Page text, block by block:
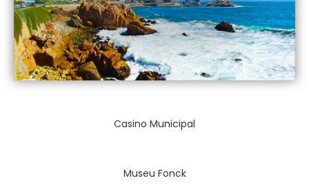
Casino Municipal
Museu Fonck